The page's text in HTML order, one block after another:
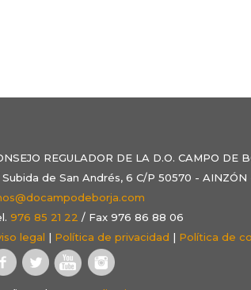
REGULADOR DE LA D.O. CAMPO DE
Subida de San Andrés, 6 C/P 50570 - AINZÓN
976 85 21 22 / Fax 976 86 88 06
legal | Política de privacidad | Política de